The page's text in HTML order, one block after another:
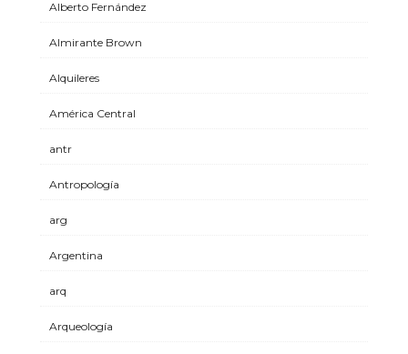
Alberto Fernández
Almirante Brown
Alquileres
América Central
antr
Antropología
arg
Argentina
arq
Arqueología